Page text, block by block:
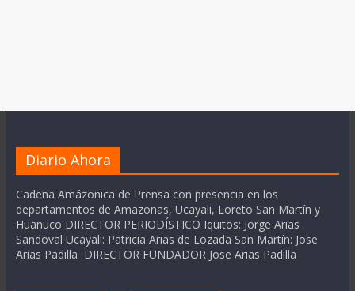
Diario Ahora
Cadena Amázonica de Prensa con presencia en los
departamentos de Amazonas, Ucayali, Loreto San Martín y
Huanuco DIRECTOR PERIODÍSTICO Iquitos: Jorge Arias
Sandoval Ucayali: Patricia Arias de Lozada San Martín: Jose
Arias Padilla DIRECTOR FUNDADOR Jose Arias Padilla